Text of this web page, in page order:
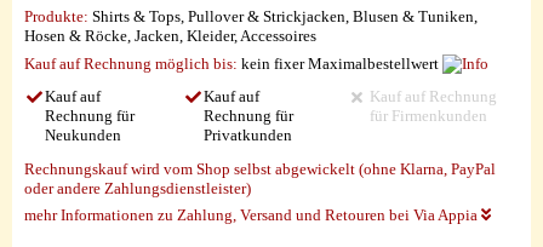
Produkte: Shirts & Tops, Pullover & Strickjacken, Blusen & Tuniken,
Hosen & Röcke, Jacken, Kleider, Accessoires
Kauf auf Rechnung möglich bis: kein fixer Maximalbestellwert
Kauf auf
Rechnung für
Neukunden
Kauf auf
Rechnung für
Privatkunden
Kauf auf Rechnung
für Firmenkunden
Rechnungskauf wird vom Shop selbst abgewickelt (ohne Klarna, PayPal
oder andere Zahlungsdienstleister)
mehr Informationen zu Zahlung, Versand und Retouren bei Via Appia